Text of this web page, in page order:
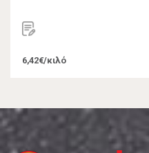
6,42€/κιλό